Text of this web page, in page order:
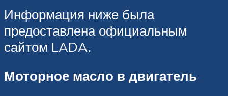
Информация ниже была
предоставлена официальным
сайтом LADA.
Моторное масло в двигатель